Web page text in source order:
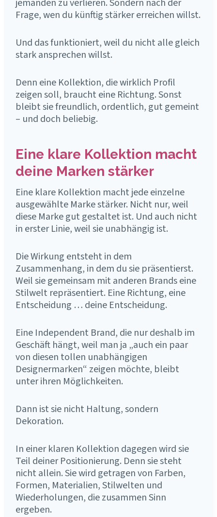
jemanden zu verlieren. Sondern nach der
Frage, wen du künftig stärker erreichen willst.
Und das funktioniert, weil du nicht alle gleich
stark ansprechen willst.
Denn eine Kollektion, die wirklich Profil
zeigen soll, braucht eine Richtung. Sonst
bleibt sie freundlich, ordentlich, gut gemeint
– und doch beliebig.
Eine klare Kollektion macht
deine Marken stärker
Eine klare Kollektion macht jede einzelne
ausgewählte Marke stärker. Nicht nur, weil
diese Marke gut gestaltet ist. Und auch nicht
in erster Linie, weil sie unabhängig ist.
Die Wirkung entsteht in dem
Zusammenhang, in dem du sie präsentierst.
Weil sie gemeinsam mit anderen Brands eine
Stilwelt repräsentiert. Eine Richtung, eine
Entscheidung … deine Entscheidung.
Eine Independent Brand, die nur deshalb im
Geschäft hängt, weil man ja „auch ein paar
von diesen tollen unabhängigen
Designermarken“ zeigen möchte, bleibt
unter ihren Möglichkeiten.
Dann ist sie nicht Haltung, sondern
Dekoration.
In einer klaren Kollektion dagegen wird sie
Teil deiner Positionierung. Denn sie steht
nicht allein. Sie wird getragen von Farben,
Formen, Materialien, Stilwelten und
Wiederholungen, die zusammen Sinn
ergeben.